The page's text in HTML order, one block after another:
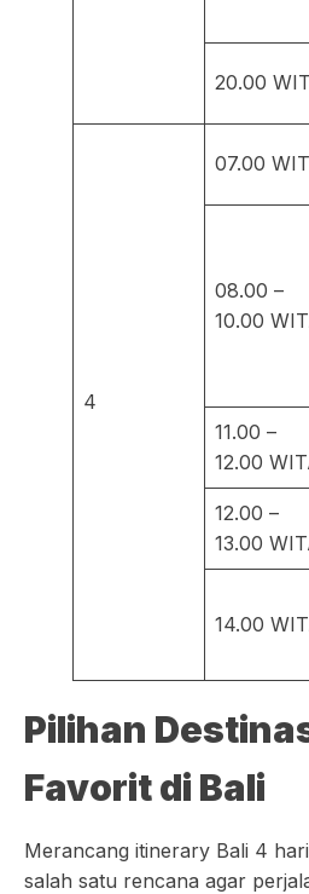
20.00
4
07.00
08.00 –
10.00
11.00 –
12.00
12.00 –
13.00
14.00
Pilihan
Favorit di Bali
Merancang itinerary Bali 4
salah satu rencana agar